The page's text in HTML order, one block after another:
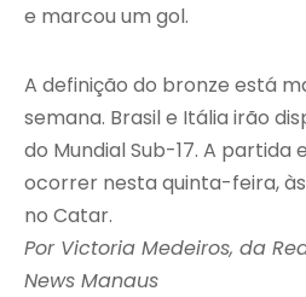
e marcou um gol.
A definição do bronze está
semana. Brasil e Itália irão
do Mundial Sub-17. A
ocorrer nesta quinta-feira, às
no Catar.
Por Victoria Medeiros, da
News Manaus